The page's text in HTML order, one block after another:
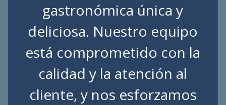
gastronómica única y
deliciosa. Nuestro equipo
está comprometido con la
calidad y la atención al
cliente, y nos esforzamos